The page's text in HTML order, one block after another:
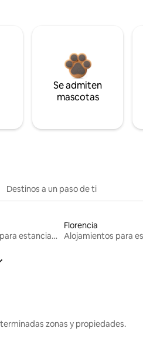
Se admiten
mascotas
Destinos a un paso de ti
Alojamientos para estancias largas
Florencia
zonas y propiedades.